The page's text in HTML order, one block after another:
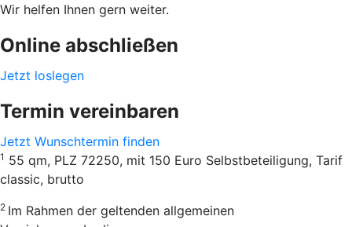
Wir helfen Ihnen gern weiter.
Online abschließen
Jetzt loslegen
Termin vereinbaren
Jetzt Wunschtermin finden
1 55 qm, PLZ 72250, mit 150 Euro Selbstbeteiligung, Tarif
classic, brutto
2 Im Rahmen der geltenden allgemeinen